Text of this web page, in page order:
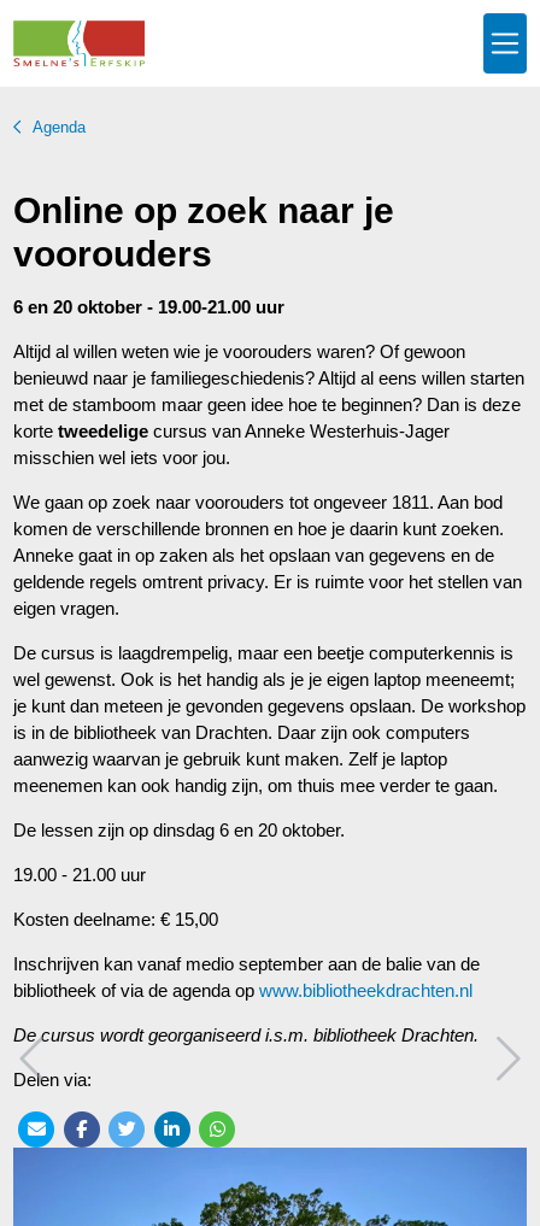
Agenda
Online op zoek naar je
voorouders
6 en 20 oktober - 19.00-21.00 uur
Altijd al willen weten wie je voorouders waren? Of gewoon
benieuwd naar je familiegeschiedenis? Altijd al eens willen starten
met de stamboom maar geen idee hoe te beginnen? Dan is deze
kortetweedelige cursus van Anneke Westerhuis-Jager
misschien wel iets voor jou.
We gaan op zoek naar voorouders tot ongeveer 1811. Aan bod
komen de verschillende bronnen en hoe je daarin kunt zoeken.
Anneke gaat in op zaken als het opslaan van gegevens en de
geldende regels omtrent privacy. Er is ruimte voor het stellen van
eigen vragen.
De cursus is laagdrempelig, maar een beetje computerkennis is
wel gewenst. Ook is het handig als je je eigen laptop meeneemt;
je kunt dan meteen je gevonden gegevens opslaan. De workshop
is in de bibliotheek van Drachten. Daar zijn ook computers
aanwezig waarvan je gebruik kunt maken. Zelf je laptop
meenemen kan ook handig zijn, om thuis mee verder te gaan.
De lessen zijn op dinsdag 6 en 20 oktober.
19.00 - 21.00 uur
Kosten deelname: € 15,00
Inschrijven kan vanaf medio september aan de balie van de
bibliotheek of via de agenda opwww.bibliotheekdrachten.nl
De cursus wordt georganiseerd i.s.m. bibliotheek Drachten.
Delen via: